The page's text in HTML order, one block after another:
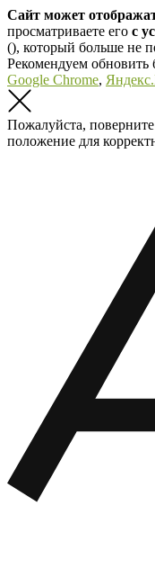
Сайт может
просматриваете его с
(), который больше не
Рекомендуем обновить
Google Chrome,
Пожалуйста,
положение для